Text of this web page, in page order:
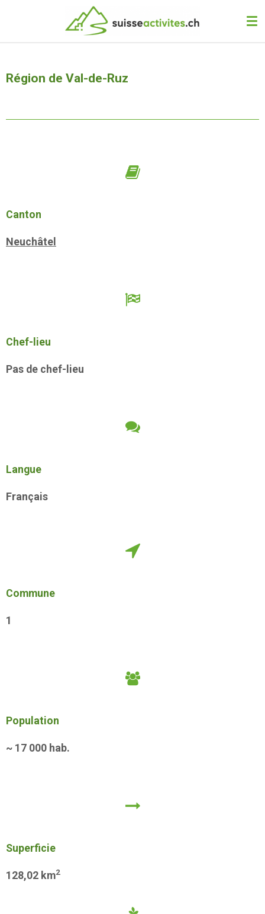
Région de Val-de-Ruz
Canton
Neuchâtel
Chef-lieu
Pas de chef-lieu
Langue
Français
Commune
1
Population
~ 17 000 hab.
Superficie
128,02 km2